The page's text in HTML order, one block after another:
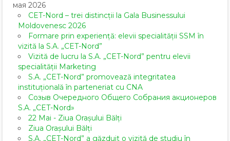
мая 2026
CET-Nord – trei distincții la Gala Businessului
Moldovenesc 2026
Formare prin experiență: elevii specialității SSM în
vizită la S.A. „CET-Nord”
Vizită de lucru la S.A. „CET-Nord” pentru elevii
specialității Marketing
S.A. „CET-Nord” promovează integritatea
instituțională în parteneriat cu CNA
Созыв Очередного Общего Собрания акционеров
S.A. „CET-Nord»
22 Mai - Ziua Orașului Bălți
Ziua Orașului Bălți
S.A. „CET-Nord” a găzduit o vizită de studiu în